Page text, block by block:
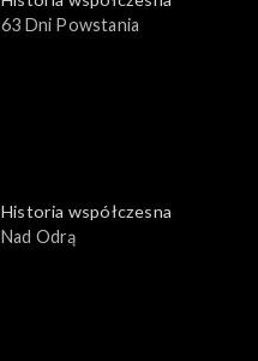
63 Dni Powstania
Historia współczesna
Nad Odrą